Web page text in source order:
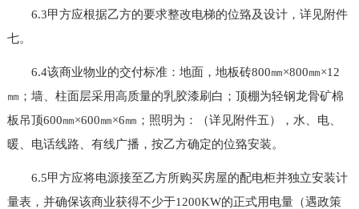
6.3甲方应根据乙方的要求整改电梯的位臵及设计，详见附件
七。
6.4该商业物业的交付标准：地面，地板砖800㎜×800㎜×12
㎜；墙、柱面层采用高质量的乳胶漆刷白；顶棚为轻钢龙骨矿棉
板吊顶600㎜×600㎜×6㎜；照明为：（详见附件五），水、电、
暖、电话线路、有线广播，按乙方确定的位臵安装。
6.5甲方应将电源接至乙方所购买房屋的配电柜并独立安装计
量表，并确保该商业获得不少于1200KW的正式用电量（遇政策